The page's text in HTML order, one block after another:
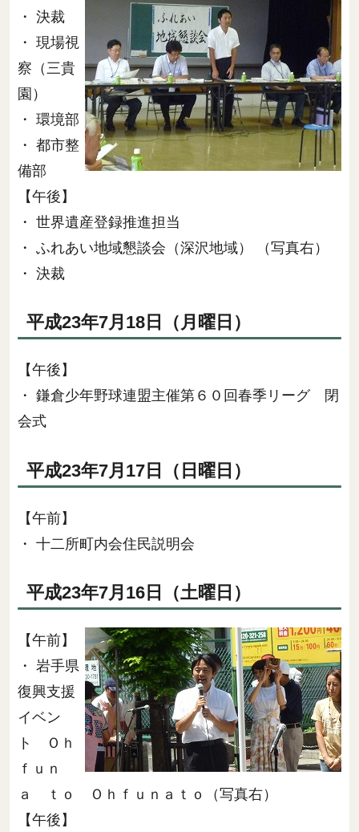
・ 決裁
・ 現場視
察（三貴
園）
・ 環境部
・ 都市整
備部
【午後】
・ 世界遺産登録推進担当
・ ふれあい地域懇談会（深沢地域） （写真右）
・ 決裁
平成23年7月18日（月曜日）
【午後】
・ 鎌倉少年野球連盟主催第６０回春季リーグ 閉
会式
平成23年7月17日（日曜日）
【午前】
・ 十二所町内会住民説明会
平成23年7月16日（土曜日）
【午前】
・ 岩手県
復興支援
イベン
ト Ｏｈ
ｆｕｎ
ａ ｔｏ Ｏｈｆｕｎａｔｏ（写真右）
【午後】